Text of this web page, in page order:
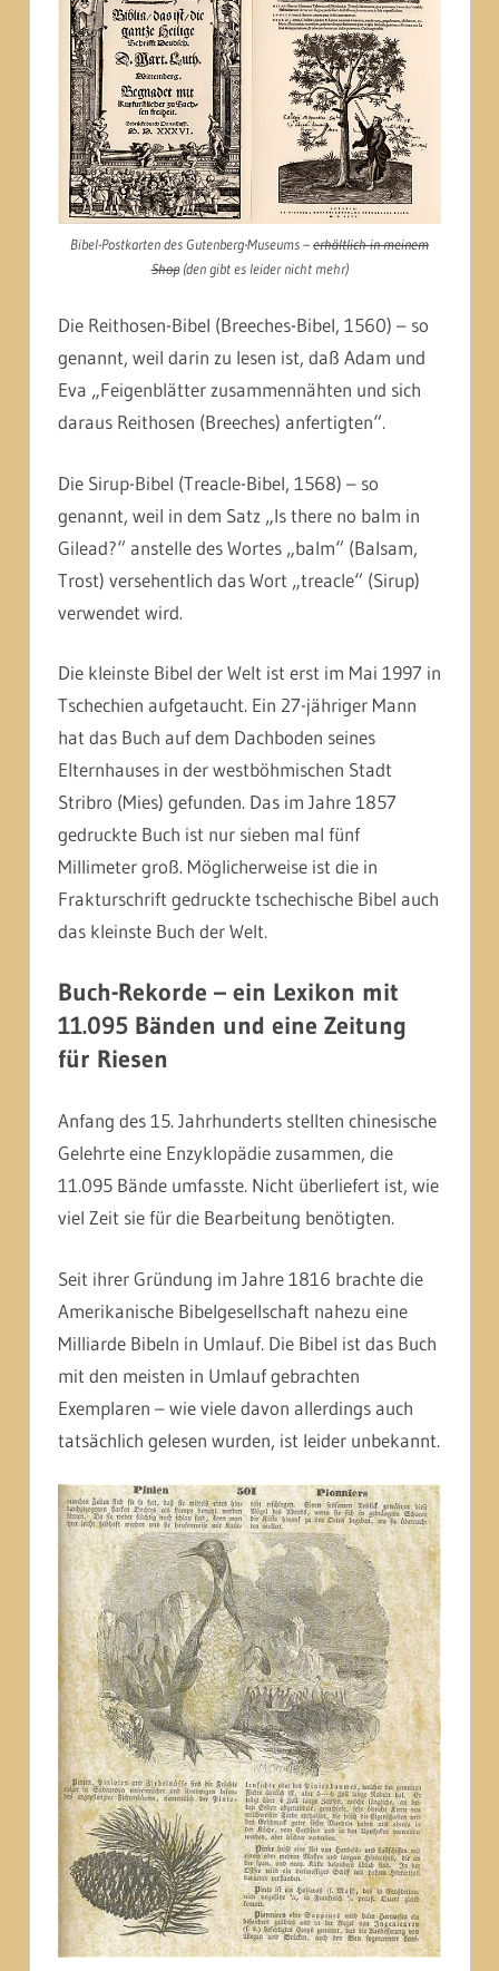
Bibel-Postkarten des Gutenberg-Museums –erhältlich in meinem
Shop(den gibt es leider nicht mehr)
Die Reithosen-Bibel (Breeches-Bibel, 1560) – so
genannt, weil darin zu lesen ist, daß Adam und
Eva „Feigenblätter zusammennähten und sich
daraus Reithosen (Breeches) anfertigten“.
Die Sirup-Bibel (Treacle-Bibel, 1568) – so
genannt, weil in dem Satz „Is there no balm in
Gilead?“ anstelle des Wortes „balm“ (Balsam,
Trost) versehentlich das Wort „treacle“ (Sirup)
verwendet wird.
Die kleinste Bibel der Welt ist erst im Mai 1997 in
Tschechien aufgetaucht. Ein 27-jähriger Mann
hat das Buch auf dem Dachboden seines
Elternhauses in der westböhmischen Stadt
Stribro (Mies) gefunden. Das im Jahre 1857
gedruckte Buch ist nur sieben mal fünf
Millimeter groß. Möglicherweise ist die in
Frakturschrift gedruckte tschechische Bibel auch
das kleinste Buch der Welt.
Buch-Rekorde – ein Lexikon mit
11.095 Bänden und eine Zeitung
für Riesen
Anfang des 15. Jahrhunderts stellten chinesische
Gelehrte eine Enzyklopädie zusammen, die
11.095 Bände umfasste. Nicht überliefert ist, wie
viel Zeit sie für die Bearbeitung benötigten.
Seit ihrer Gründung im Jahre 1816 brachte die
Amerikanische Bibelgesellschaft nahezu eine
Milliarde Bibeln in Umlauf. Die Bibel ist das Buch
mit den meisten in Umlauf gebrachten
Exemplaren – wie viele davon allerdings auch
tatsächlich gelesen wurden, ist leider unbekannt.